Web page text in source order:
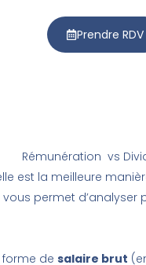
Prendre RDV
Rémunération vs
est la meilleure
vous permet d’analyser
forme de salaire brut